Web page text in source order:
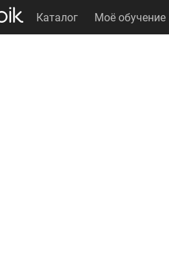
Каталог Моё обучение